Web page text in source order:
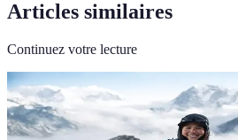
Articles similaires
Continuez votre lecture